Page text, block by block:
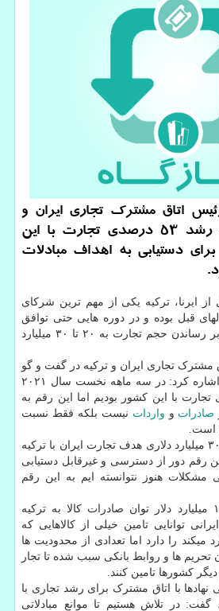
اتاق مشترک تجاری ایران و
ترکیه اظهار داشت: رشد 53 درصدی تجارت با این
دستیابی به اهداف مبادلات
از ایرنا، ترکیه یکی از مهم ترین شرکای
قبل بوده و در دوره هایی حتی توافق
روسای جمهور دو کشور بر رساندن حجم تجارت به ۲۰ تا ۳۰ میلیارد
مشترک تجاری ایران و ترکیه در گفت و گو
با خبرنگار اقتصادی ایرنا اشاره کرد: در سه ماهه نخست سال ۲۰۲۱
۵۳ درصدی تجارت با این کشور بودیم اما این رقم به
صادرات و واردات نیست بلکه فقط نسبت
است.
وی با اعلان اینکه تجارت ۳۰ میلیارد دلاری هدف تجارت ایران با ترکیه
رقم دور از دسترسی و غیرقابل دستیابی
هنوز نتوانسته ایم به این رقم
سعادت با اعلان اینکه ۱۵ میلیارد دلار توان صادرات کالا به ترکیه
توانایی تامین خیلی از کالاهایی که
میکند را دارد اما تعدادی از محدودیت ها
ها و روابط بانکی سبب شده تا تجار
کشورها تامین کنند.
نهادها با اتاق مشترک برای رشد تجاری با
در تلاش هستیم تا موانع مبادلاتی